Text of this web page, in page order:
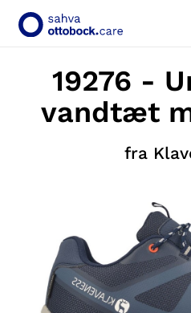
19276 -
vandtæt
fra